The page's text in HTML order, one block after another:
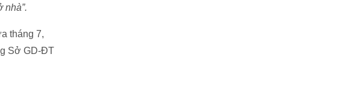
nhà”.
tháng 7,
Sở GD-ĐT